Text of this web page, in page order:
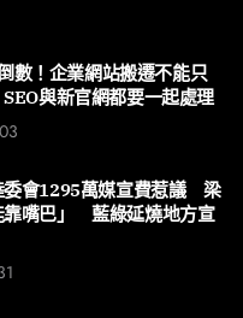
數！企業網站搬遷不能只
與新官網都要一起處理
委會1295萬媒宣費惹議 梁
靠嘴巴」 藍綠延燒地方宣